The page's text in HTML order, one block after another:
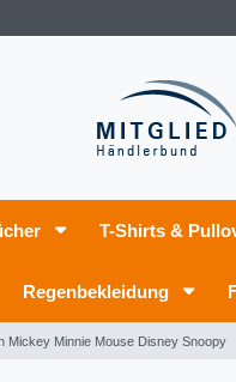
T-Shirts &
Regenbekleidung
Mickey Minnie Mouse Disney Snoopy